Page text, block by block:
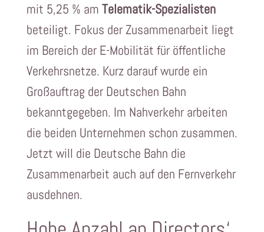
mit 5,25 % am Telematik-Spezialisten
beteiligt. Fokus der Zusammenarbeit liegt
im Bereich der E-Mobilität für öffentliche
Verkehrsnetze. Kurz darauf wurde ein
Großauftrag der Deutschen Bahn
bekanntgegeben. Im Nahverkehr arbeiten
die beiden Unternehmen schon zusammen.
Jetzt will die Deutsche Bahn die
Zusammenarbeit auch auf den Fernverkehr
ausdehnen.